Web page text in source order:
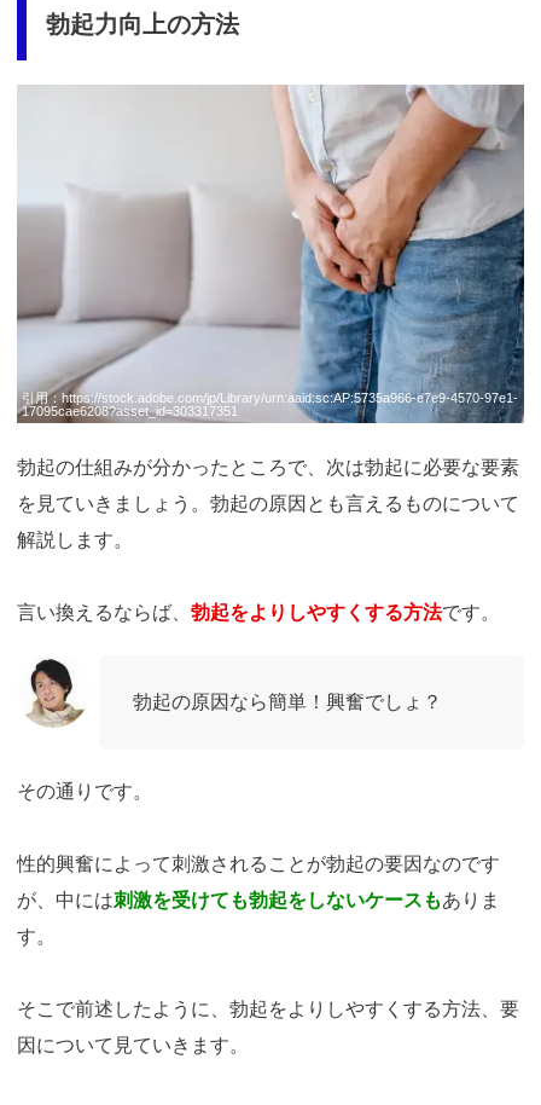
勃起力向上の方法
引用： https://stock.adobe.com/jp/Library/urn:aaid:sc:AP:5735a966-e7e9-4570-97e1-
17095cae6208?asset_id=303317351
勃起の仕組みが分かったところで、次は勃起に必要な要素
を見ていきましょう。勃起の原因とも言えるものについて
解説します。
言い換えるならば、 勃起をよりしやすくする方法です。
勃起の原因なら簡単！興奮でしょ？
その通りです。
性的興奮によって刺激されることが勃起の要因なのです
が、中には刺激を受けても勃起をしないケースもありま
す。
そこで前述したように、勃起をよりしやすくする方法、要
因について見ていきます。